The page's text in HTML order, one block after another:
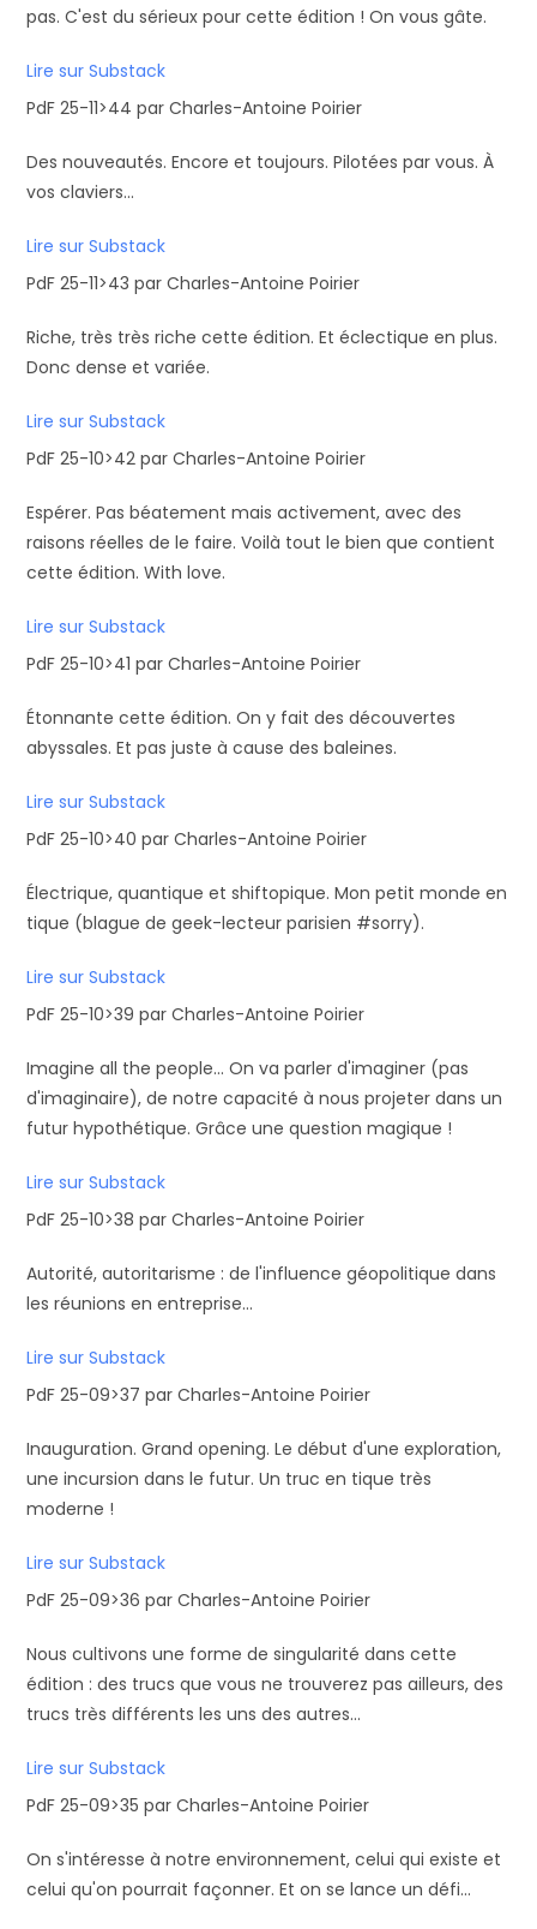
pas. C'est du sérieux pour cette édition ! On vous gâte.
Lire sur Substack
PdF 25-11>44 par Charles-Antoine Poirier
Des nouveautés. Encore et toujours. Pilotées par vous. À
vos claviers...
Lire sur Substack
PdF 25-11>43 par Charles-Antoine Poirier
Riche, très très riche cette édition. Et éclectique en plus.
Donc dense et variée.
Lire sur Substack
PdF 25-10>42 par Charles-Antoine Poirier
Espérer. Pas béatement mais activement, avec des
raisons réelles de le faire. Voilà tout le bien que contient
cette édition. With love.
Lire sur Substack
PdF 25-10>41 par Charles-Antoine Poirier
Étonnante cette édition. On y fait des découvertes
abyssales. Et pas juste à cause des baleines.
Lire sur Substack
PdF 25-10>40 par Charles-Antoine Poirier
Électrique, quantique et shiftopique. Mon petit monde en
tique (blague de geek-lecteur parisien #sorry).
Lire sur Substack
PdF 25-10>39 par Charles-Antoine Poirier
Imagine all the people... On va parler d'imaginer (pas
d'imaginaire), de notre capacité à nous projeter dans un
futur hypothétique. Grâce une question magique !
Lire sur Substack
PdF 25-10>38 par Charles-Antoine Poirier
Autorité, autoritarisme : de l'influence géopolitique dans
les réunions en entreprise...
Lire sur Substack
PdF 25-09>37 par Charles-Antoine Poirier
Inauguration. Grand opening. Le début d'une exploration,
une incursion dans le futur. Un truc en tique très
moderne !
Lire sur Substack
PdF 25-09>36 par Charles-Antoine Poirier
Nous cultivons une forme de singularité dans cette
édition : des trucs que vous ne trouverez pas ailleurs, des
trucs très différents les uns des autres...
Lire sur Substack
PdF 25-09>35 par Charles-Antoine Poirier
On s'intéresse à notre environnement, celui qui existe et
celui qu'on pourrait façonner. Et on se lance un défi...